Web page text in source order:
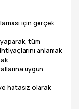
için gerçek
tüm
anlamak
uygun
hatasız olarak